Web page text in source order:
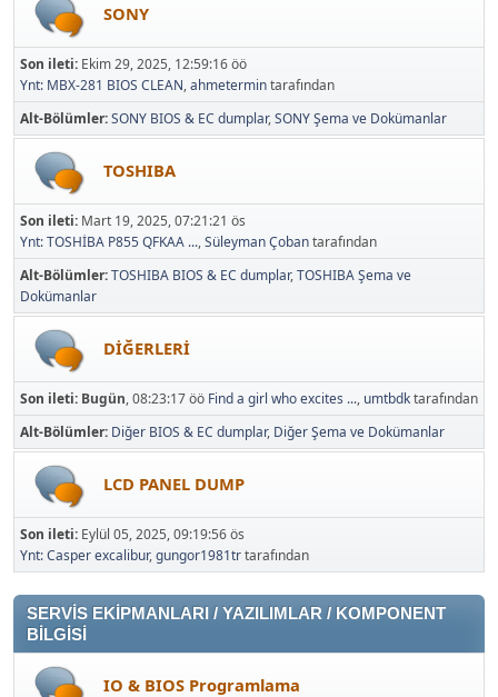
SONY
Son ileti: Ekim 29, 2025, 12:59:16 öö
Ynt: MBX-281 BIOS CLEAN,ahmetermintarafından
Alt-Bölümler SONY BIOS & EC dumplar SONY Şema ve Dokümanlar
TOSHIBA
Son ileti: Mart 19, 2025, 07:21:21 ös
Ynt: TOSHİBA P855 QFKAA ...,Süleyman Çobantarafından
Alt-Bölümler TOSHIBA BIOS & EC dumplar TOSHIBA Şema ve
Dokümanlar
DİĞERLERİ
Son ileti: Bugün, 08:23:17 öö Find a girl who excites ..., umtbdktarafından
Alt-Bölümler Diğer BIOS & EC dumplar Diğer Şema ve Dokümanlar
LCD PANEL DUMP
Son ileti: Eylül 05, 2025, 09:19:56 ös
Ynt: Casper excalibur,gungor1981trtarafından
SERVİS EKİPMANLARI / YAZILIMLAR / KOMPONENT
BİLGİSİ
IO & BIOS Programlama